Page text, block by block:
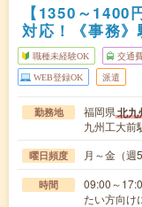
【1350～1400
対応！《事務》
職種未経験OK 交通
WEB登録OK 派遣
勤務地 福岡県北九
九州工大前
曜日頻度 月～金（
時間
09:00～
たい方向